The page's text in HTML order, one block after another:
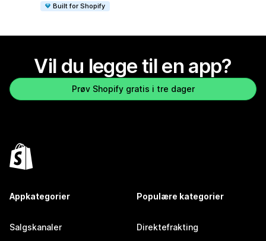
Built for Shopify
Vil du legge til en app?
Prøv Shopify gratis i tre dager
Appkategorier
Salgskanaler
Populære kategorier
Direktefrakting